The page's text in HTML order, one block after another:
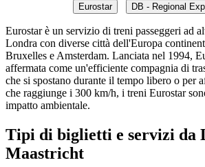
Eurostar DB - Regional
Eurostar è un servizio di treni passeggeri ad
Londra con diverse città dell'Europa
Bruxelles e Amsterdam. Lanciata nel 1994,
affermata come un'efficiente compagnia di
che si spostano durante il tempo libero o per
che raggiunge i 300 km/h, i treni Eurostar
impatto ambientale.
Tipi di biglietti e servizi da
Maastricht